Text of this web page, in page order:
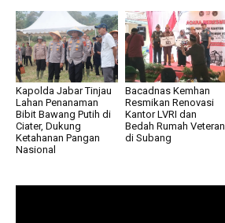
Kapolda Jabar Tinjau
Lahan Penanaman
Bibit Bawang Putih di
Ciater, Dukung
Ketahanan Pangan
Nasional
Bacadnas Kemhan
Resmikan Renovasi
Kantor LVRI dan
Bedah Rumah Veteran
di Subang